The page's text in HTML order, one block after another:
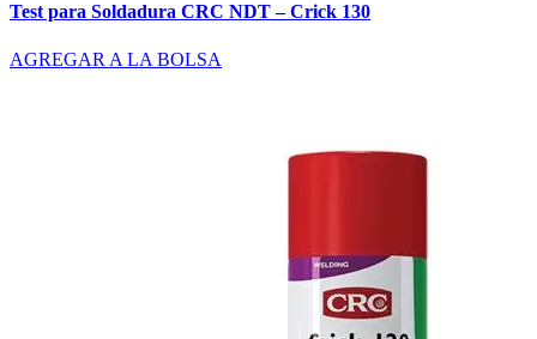
Test para Soldadura CRC NDT – Crick 130
AGREGAR A LA BOLSA